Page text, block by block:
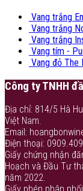
Vang trắng
Vang trắng
Vang trắng
Vang tím -
Vang đỏ The
Công ty TNHH
Địa chỉ: 814/5 Hà
Việt Nam.
Email:
Điện thoại:
Giấy chứng nhận
Hoạch và Đầu Tư
năm 2022.